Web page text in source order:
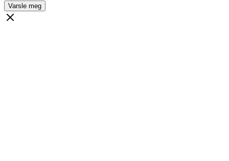
Varsle meg